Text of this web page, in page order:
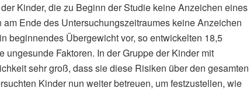
Kinder, die zu Beginn der Studie keine Anzeichen eines
Ende des Untersuchungszeitraumes keine Anzeichen
beginnendes Übergewicht vor, so entwickelten 18,5
Faktoren. In der Gruppe der Kinder mit
sehr groß, dass sie diese Risiken über den gesamten
Kinder nun weiter betreuen, um festzustellen, wie